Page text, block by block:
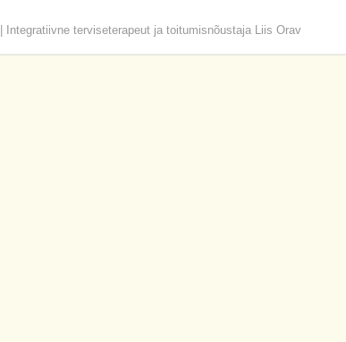
Integratiivne terviseterapeut ja toitumisnõustaja Liis Orav